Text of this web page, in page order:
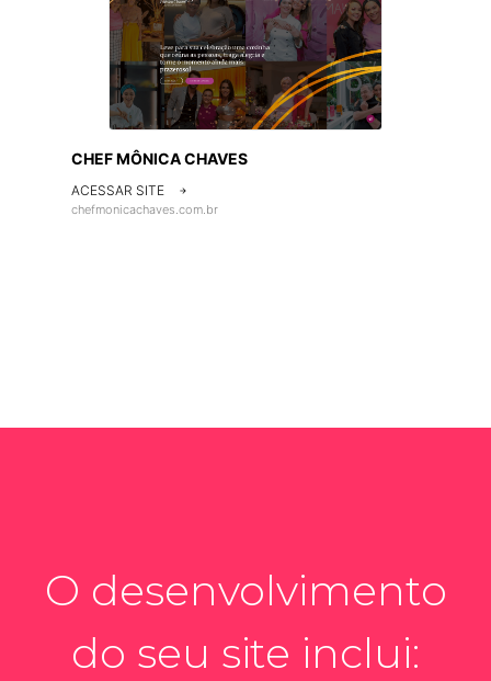
CHEF MÔNICA CHAVES
ACESSAR SITE 
chefmonicachaves.com.br
O desenvolvimento
do seu site inclui: